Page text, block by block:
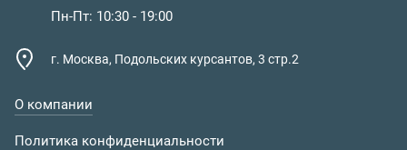
Пн-Пт: 10:30 - 19:00
г. Москва, Подольских курсантов, 3 стр.2
О компании
Политика конфиденциальности